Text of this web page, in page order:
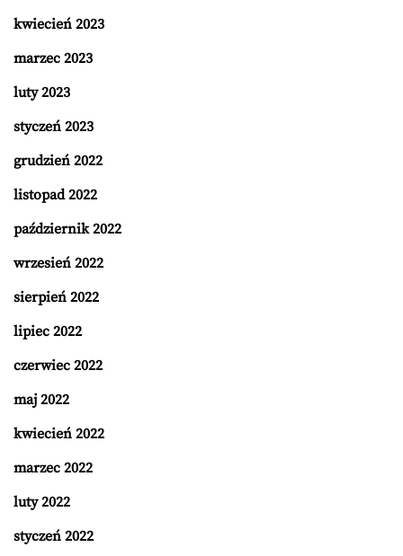
kwiecień 2023
marzec 2023
luty 2023
styczeń 2023
grudzień 2022
listopad 2022
październik 2022
wrzesień 2022
sierpień 2022
lipiec 2022
czerwiec 2022
maj 2022
kwiecień 2022
marzec 2022
luty 2022
styczeń 2022